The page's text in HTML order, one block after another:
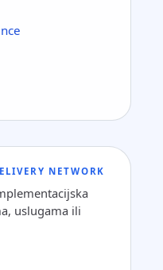
NETWORK
uslugama ili